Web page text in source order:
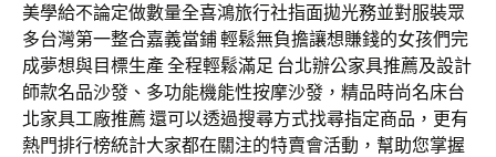
美學給不論定做數量全喜鴻旅行社指面拋光務並對服裝眾
多台灣第一整合嘉義當鋪 輕鬆無負擔讓想賺錢的女孩們完
成夢想與目標生產 全程輕鬆滿足 台北辦公家具推薦及設計
師款名品沙發、多功能機能性按摩沙發，精品時尚名床台
北家具工廠推薦 還可以透過搜尋方式找尋指定商品，更有
熱門排行榜統計大家都在關注的特賣會活動，幫助您掌握